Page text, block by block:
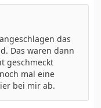
das
Das waren dann
geschmeckt
mal eine
bei mir ab.